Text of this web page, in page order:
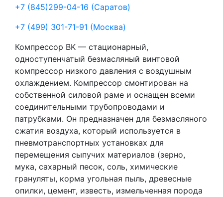
+7 (845)299-04-16 (Саратов)
+7 (499) 301-71-91 (Москва)
Компрессор ВK — стационарный,
одноступенчатый безмасляный винтовой
компрессор низкого давления с воздушным
охлаждением. Компрессор смонтирован на
собственной силовой раме и оснащен всеми
соединительными трубопроводами и
патрубками. Он предназначен для безмасляного
сжатия воздуха, который используется в
пневмотранспортных установках для
перемещения сыпучих материалов (зерно,
мука, сахарный песок, соль, химические
грануляты, корма угольная пыль, древесные
опилки, цемент, известь, измельченная порода